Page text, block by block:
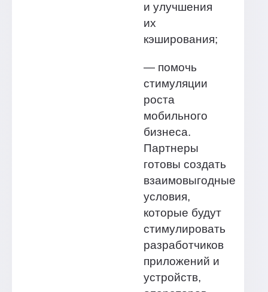
и улучшения
их
кэширования;
— помочь
стимуляции
роста
мобильного
бизнеса.
Партнеры
готовы создать
взаимовыгодные
условия,
которые будут
стимулировать
разработчиков
приложений и
устройств,